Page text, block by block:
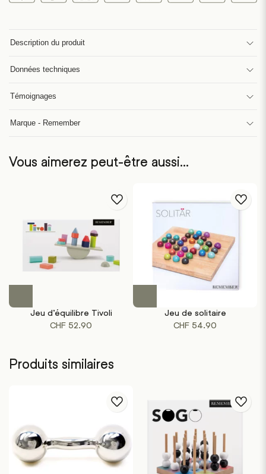
Description du produit
Données techniques
Témoignages
Marque - Remember
Vous aimerez peut-être aussi…
Jeu d’équilibre Tivoli
CHF 52.90
Jeu de solitaire
CHF 54.90
Produits similaires